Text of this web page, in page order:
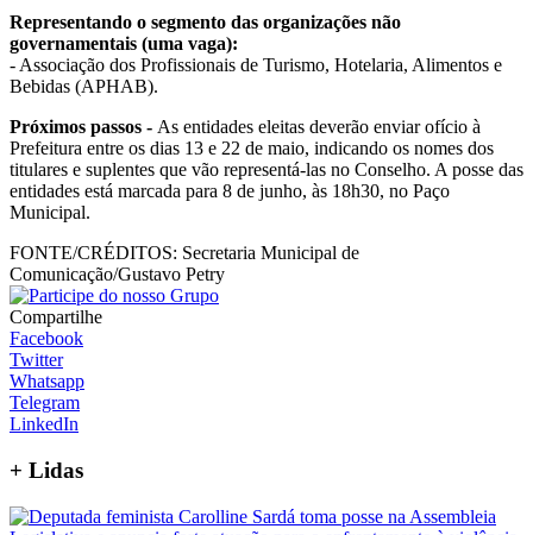
Representando o segmento das organizações não
governamentais (uma vaga):
- Associação dos Profissionais de Turismo, Hotelaria, Alimentos e
Bebidas (APHAB).
Próximos passos - As entidades eleitas deverão enviar ofício à
Prefeitura entre os dias 13 e 22 de maio, indicando os nomes dos
titulares e suplentes que vão representá-las no Conselho. A posse das
entidades está marcada para 8 de junho, às 18h30, no Paço
Municipal.
FONTE/CRÉDITOS: Secretaria Municipal de
Comunicação/Gustavo Petry
Compartilhe
Facebook
Twitter
Whatsapp
Telegram
LinkedIn
+ Lidas